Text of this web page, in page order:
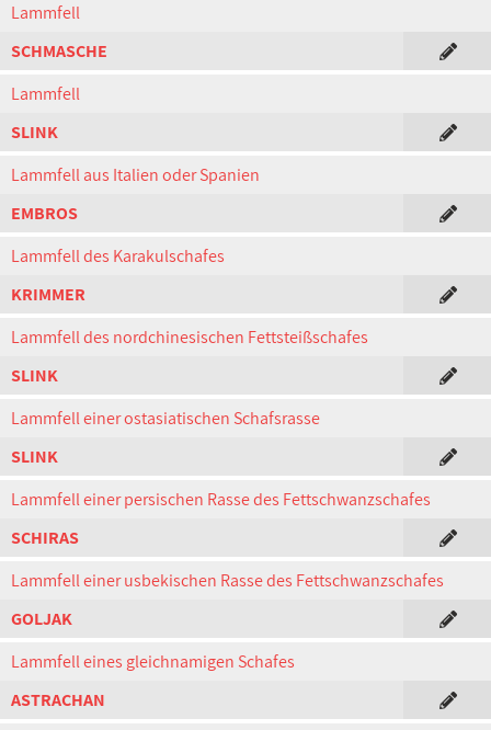
Lammfell
SCHMASCHE
Lammfell
SLINK
Lammfell aus Italien oder Spanien
EMBROS
Lammfell des Karakulschafes
KRIMMER
Lammfell des nordchinesischen Fettsteißschafes
SLINK
Lammfell einer ostasiatischen Schafsrasse
SLINK
Lammfell einer persischen Rasse des Fettschwanzschafes
SCHIRAS
Lammfell einer usbekischen Rasse des Fettschwanzschafes
GOLJAK
Lammfell eines gleichnamigen Schafes
ASTRACHAN